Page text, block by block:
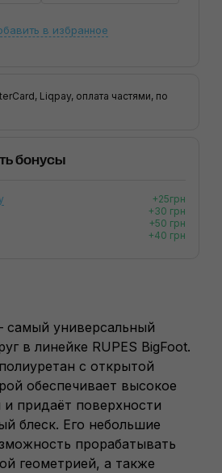
в избранное
Liqpay, оплата частями, по
бонусы
+25грн
+30 грн
+50 грн
+40 грн
самый универсальный
в линейке RUPES BigFoot.
с открытой
обеспечивает высокое
и придаёт поверхности
блеск. Его небольшие
прорабатывать
геометрией, а также